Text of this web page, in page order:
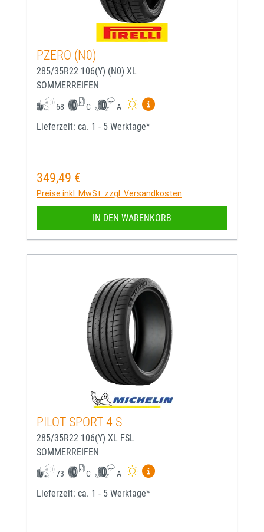
PZERO (N0)
285/35R22 106(Y) (N0) XL
SOMMERREIFEN
68 C A
Mehr Informationen zum
Lieferzeit: ca. 1 - 5 Werktage*
Regulärer Preis:
349,49 €
Preise inkl. MwSt. zzgl. Versandkosten
IN DEN WARENKORB
PILOT SPORT 4 S
285/35R22 106(Y) XL FSL
SOMMERREIFEN
73 C A
Mehr Informationen zum
Lieferzeit: ca. 1 - 5 Werktage*